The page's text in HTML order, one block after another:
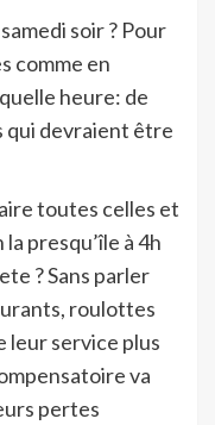
soir ? Pour
comme en
heure: de
qui devraient être
toutes celles et
presqu’île à 4h
? Sans parler
roulottes
service plus
va
pertes